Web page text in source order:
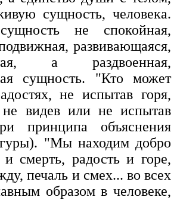
сущность, человека.
не спокойная,
развивающаяся,
а раздвоенная,
сущность. "Кто может
не испытав горя,
видев или не испытав
принципа объяснения
"Мы находим добро
смерть, радость и горе,
печаль и смех... во всех
образом в человеке,